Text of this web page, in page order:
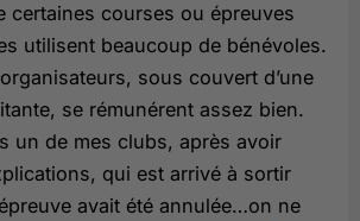
certaines courses ou épreuves
utilisent beaucoup de bénévoles.
sous couvert d’une
se rémunérent assez bien.
un de mes clubs, après avoir
qui est arrivé à sortir
avait été annulée…on ne